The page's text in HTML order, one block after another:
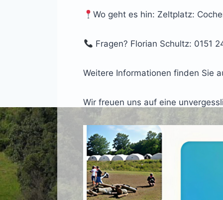
Wo geht es hin: Zeltplatz:
Fragen? Florian Schultz: 0151
Weitere Informationen finden Sie
Wir freuen uns auf eine